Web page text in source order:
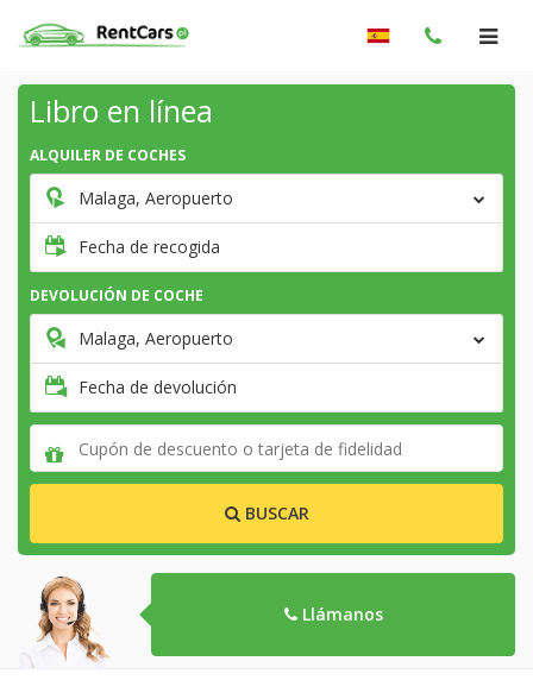
Libro en línea
ALQUILER DE COCHES
Malaga, Aeropuerto
Fecha de recogida
DEVOLUCIÓN DE COCHE
Malaga, Aeropuerto
Fecha de devolución
BUSCAR
Llámanos